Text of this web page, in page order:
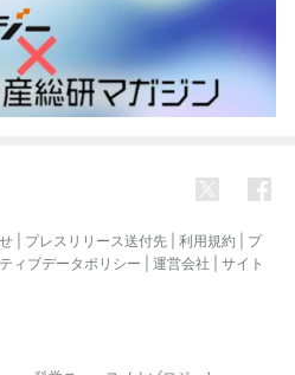
プレスリリース送付先 利用規約
プ
ィブデータポリシー 運営会社
サイト